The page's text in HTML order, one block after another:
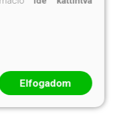
Elfogadom